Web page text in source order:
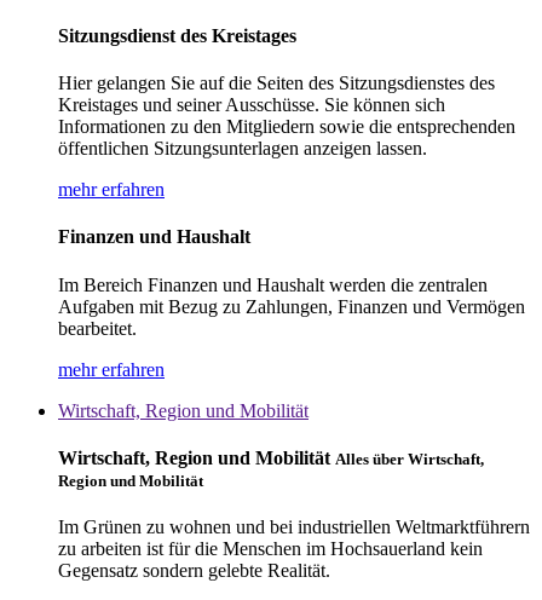
Sitzungsdienst des Kreistages
Hier gelangen Sie auf die Seiten des Sitzungsdienstes des
Kreistages und seiner Ausschüsse. Sie können sich
Informationen zu den Mitgliedern sowie die entsprechenden
öffentlichen Sitzungsunterlagen anzeigen lassen.
mehr erfahren
Finanzen und Haushalt
Im Bereich Finanzen und Haushalt werden die zentralen
Aufgaben mit Bezug zu Zahlungen, Finanzen und Vermögen
bearbeitet.
mehr erfahren
Wirtschaft, Region und Mobilität
Wirtschaft, Region und Mobilität Alles über Wirtschaft,
Region und Mobilität
Im Grünen zu wohnen und bei industriellen Weltmarktführern
zu arbeiten ist für die Menschen im Hochsauerland kein
Gegensatz sondern gelebte Realität.